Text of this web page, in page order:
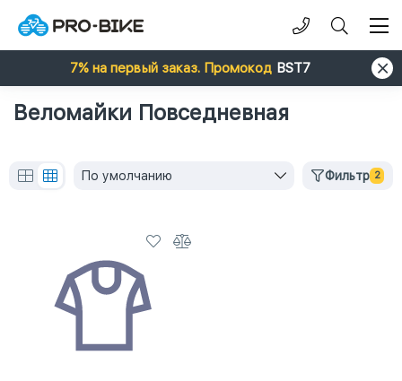
7% на первый заказ. Промокод BST7
Веломайки Повседневная
По умолчанию Фильтр 2